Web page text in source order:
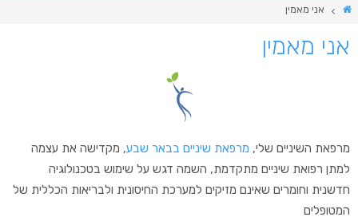
אני מאמין
אני מאמין
מרפאת השיניים שלי, מרפאת שיניים בבאר שבע, מקדישה את עצמה
למתן רפואת שיניים מתקדמת, השמה דגש על שימוש בטכנולוגיה
חדשנית וחומרים שאינם מזיקים למערכת החיסונית ולבריאות הכללית של
המטופלים